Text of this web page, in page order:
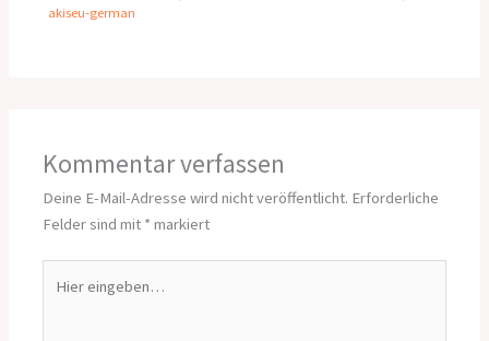
akiseu-german
Kommentar verfassen
Deine E-Mail-Adresse wird nicht veröffentlicht. Erforderliche
Felder sind mit * markiert
eingeben…